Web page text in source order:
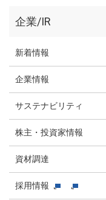
企業/IR
新着情報
企業情報
サステナビリティ
株主・投資家情報
資材調達
採用情報